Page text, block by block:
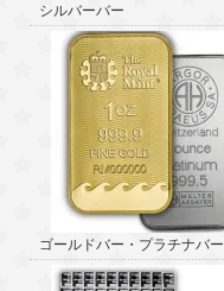
シルバーバー
ゴールドバー・プラチナバー